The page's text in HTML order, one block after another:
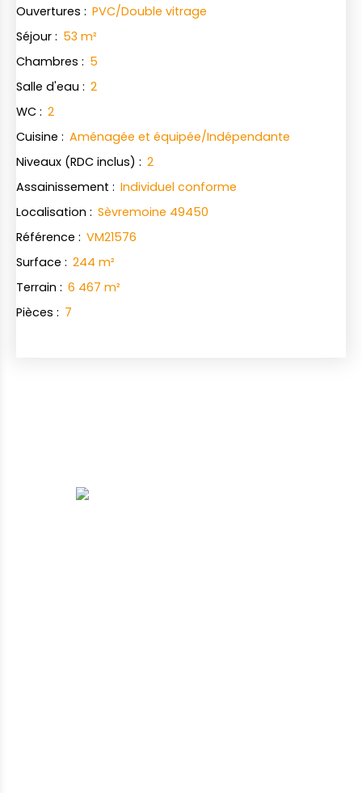
Ouvertures : PVC/Double vitrage
Séjour : 53 m²
Chambres : 5
Salle d'eau : 2
WC : 2
Cuisine : Aménagée et équipée/Indépendante
Niveaux (RDC inclus) : 2
Assainissement : Individuel conforme
Localisation : Sèvremoine 49450
Référence : VM21576
Surface : 244 m²
Terrain : 6 467 m²
Pièces : 7